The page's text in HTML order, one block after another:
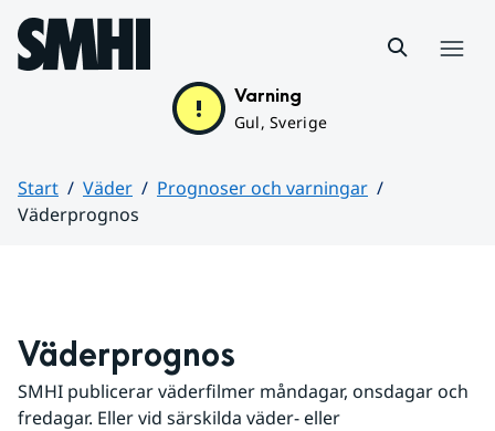
Hoppa till sidans innehåll
Varning
Gul, Sverige
Start Väder
Prognoser och varningar
Väderprognos
Väderprognos
SMHI publicerar väderfilmer måndagar, onsdagar och
fredagar. Eller vid särskilda väder- eller